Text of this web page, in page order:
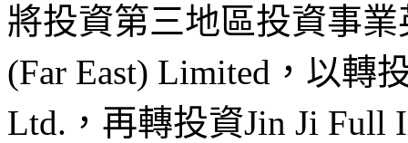
將投資第三地區投資事
(Far East) Limited，以轉
Ltd.，再轉投資Jin Ji Full